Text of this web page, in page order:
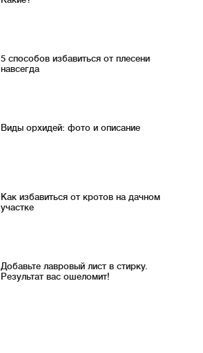
5 способов избавиться от плесени
навсегда
Виды орхидей: фото и описание
Как избавиться от кротов на дачном
участке
Добавьте лавровый лист в стирку.
Результат вас ошеломит!